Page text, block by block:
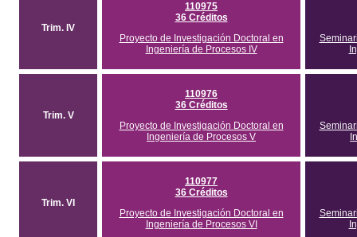
Trim. IV
110975
36 Créditos
Proyecto de Investigación Doctoral en
Ingeniería de Procesos IV
Trim. V
110976
36 Créditos
Proyecto de Investigación Doctoral en
Ingeniería de Procesos V
Trim. VI
110977
36 Créditos
Proyecto de Investigación Doctoral en
Ingeniería de Procesos VI